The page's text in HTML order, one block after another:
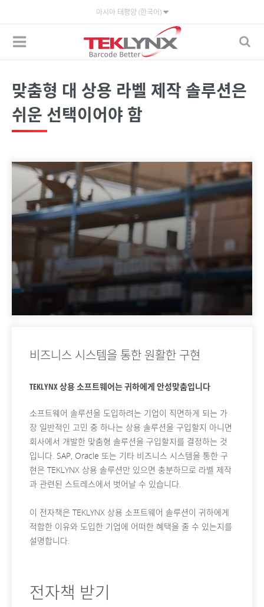
아시아 태평양 (한국어)
맞춤형 대 상용 라벨 제작 솔루션은
쉬운 선택이어야 함
비즈니스 시스템을 통한 원활한 구현
TEKLYNX 상용 소프트웨어는 귀하에게 안성맞춤입니다
소프트웨어 솔루션을 도입하려는 기업이 직면하게 되는 가
장 일반적인 고민 중 하나는 상용 솔루션을 구입할지 아니면
회사에서 개발한 맞춤형 솔루션을 구입할지를 결정하는 것
입니다. SAP, Oracle 또는 기타 비즈니스 시스템을 통한 구
현은 TEKLYNX 상용 솔루션만 있으면 충분하므로 라벨 제작
과 관련된 스트레스에서 벗어날 수 있습니다.
이 전자책은 TEKLYNX 상용 소프트웨어 솔루션이 귀하에게
적합한 이유와 도입한 기업에 어떠한 혜택을 줄 수 있는지를
설명합니다.
전자책 받기